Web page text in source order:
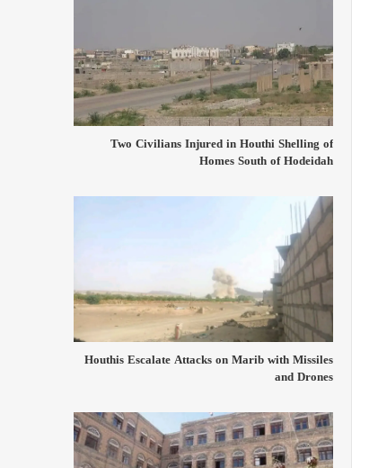
Two Civilians Injured in Houthi Shelling of
Homes South of Hodeidah
Houthis Escalate Attacks on Marib with Missiles
and Drones